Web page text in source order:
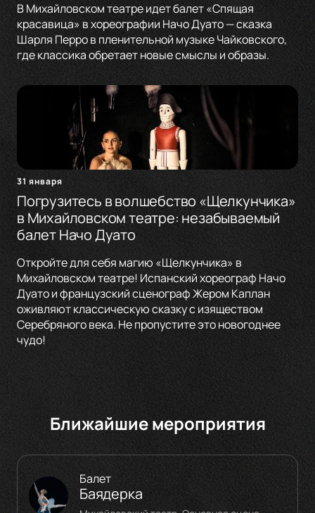
В Михайловском театре идет балет «Спящая
красавица» в хореографии Начо Дуато — сказка
Шарля Перро в пленительной музыке Чайковского,
где классика обретает новые смыслы и образы.
31 января
Погрузитесь в волшебство «Щелкунчика»
в Михайловском театре: незабываемый
балет Начо Дуато
Откройте для себя магию «Щелкунчика» в
Михайловском театре! Испанский хореограф Начо
Дуато и французский сценограф Жером Каплан
оживляют классическую сказку с изяществом
Серебряного века. Не пропустите это новогоднее
чудо!
Ближайшие мероприятия
Балет
Баядерка